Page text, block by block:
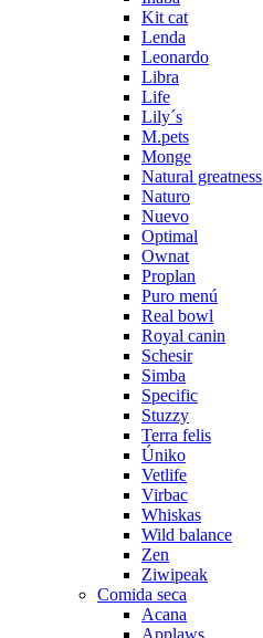
Kit cat
Lenda
Leonardo
Libra
Life
Lily´s
M.pets
Monge
Natural greatness
Naturo
Nuevo
Optimal
Ownat
Proplan
Puro menú
Real bowl
Royal canin
Schesir
Simba
Specific
Stuzzy
Terra felis
Úniko
Vetlife
Virbac
Whiskas
Wild balance
Zen
Ziwipeak
Comida seca
Acana
Applaws